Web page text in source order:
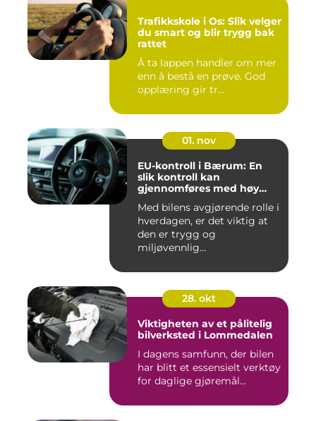
Trafikkskole i Os: Slik velger
du smart og blir trygg bak
rattet
Å ta lappen handler om mer
enn å bestå en prøve. God
opplæring gir tr...
01. nov
EU-kontroll i Bærum: En
slik kontroll kan
gjennomføres med høy
Med bilens avgjørende rolle i
hverdagen, er det viktig at
den er trygg og
miljøvennlig...
28. okt
Viktigheten av et pålitelig
bilverksted i Lommedalen
I dagens samfunn, der bilen
har blitt et essensielt verktøy
for daglige gjøremål...